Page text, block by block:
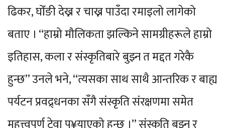
ढिकर, घोँङी देख्न र चाख्न पाउँदा रमाइलो लागेको
बताए । “हाम्रो मौलिकता झल्किने सामग्रीहरूले हाम्रो
इतिहास, कला र संस्कृतिबारे बुझ्न त मद्दत गरेकै
हुन्छ” उनले भने, “त्यसका साथ साथै आन्तरिक र बाह्य
पर्यटन प्रवद्र्धनका सँगै संस्कृति संरक्षणमा समेत